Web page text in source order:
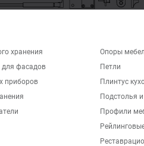
хранения
фасадов
приборов
Опоры
Петли
Плинтус
Подстолья
Профили